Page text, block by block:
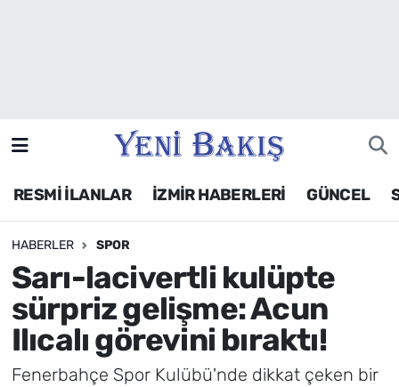
RESMİ İLANLAR İZMİR HABERLERİ GÜNCEL
HABERLER SPOR
Sarı-lacivertli kulüpte
sürpriz gelişme: Acun
Ilıcalı görevini bıraktı!
Fenerbahçe Spor Kulübü'nde dikkat çeken bir
Siyaset
Asayiş / Polis-Adliye
Magazin